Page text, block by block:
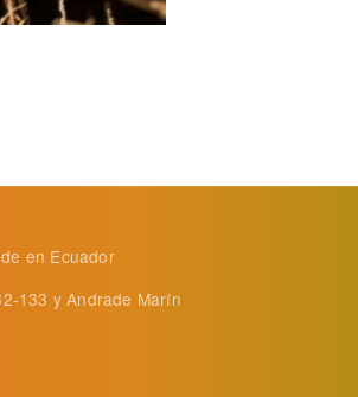
en Ecuador
133 y Andrade Marín